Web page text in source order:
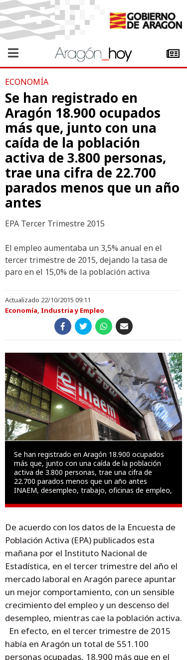
ECONOMÍA
Se han registrado en
Aragón 18.900 ocupados
más que, junto con una
caída de la población
activa de 3.800 personas,
trae una cifra de 22.700
parados menos que un año
antes
EPA Tercer Trimestre 2015
El empleo aumentaba un 3,5% anual en el
tercer trimestre de 2015, dejando la tasa de
paro en el 15,0% de la población activa
Actualizado 22/10/2015 09:11
Economía, Industria y Empleo
Se han registrado en Aragón 18.900 ocupados
más que, junto con una caída de la población
activa de 3.800 personas, trae una cifra de
22.700 parados menos que un año antes
INAEM, desempleo, trabajo, oficinas de empleo,
De acuerdo con los datos de la Encuesta de
Población Activa (EPA) publicados esta
mañana por el Instituto Nacional de
Estadística, en el tercer trimestre del año el
mercado laboral en Aragón parece apuntar
un mejor comportamiento, con un sensible
crecimiento del empleo y un descenso del
desempleo, mientras cae la población activa.
En efecto, en el tercer trimestre de 2015
había en Aragón un total de 551.100
personas ocupadas, 18.900 más que en el